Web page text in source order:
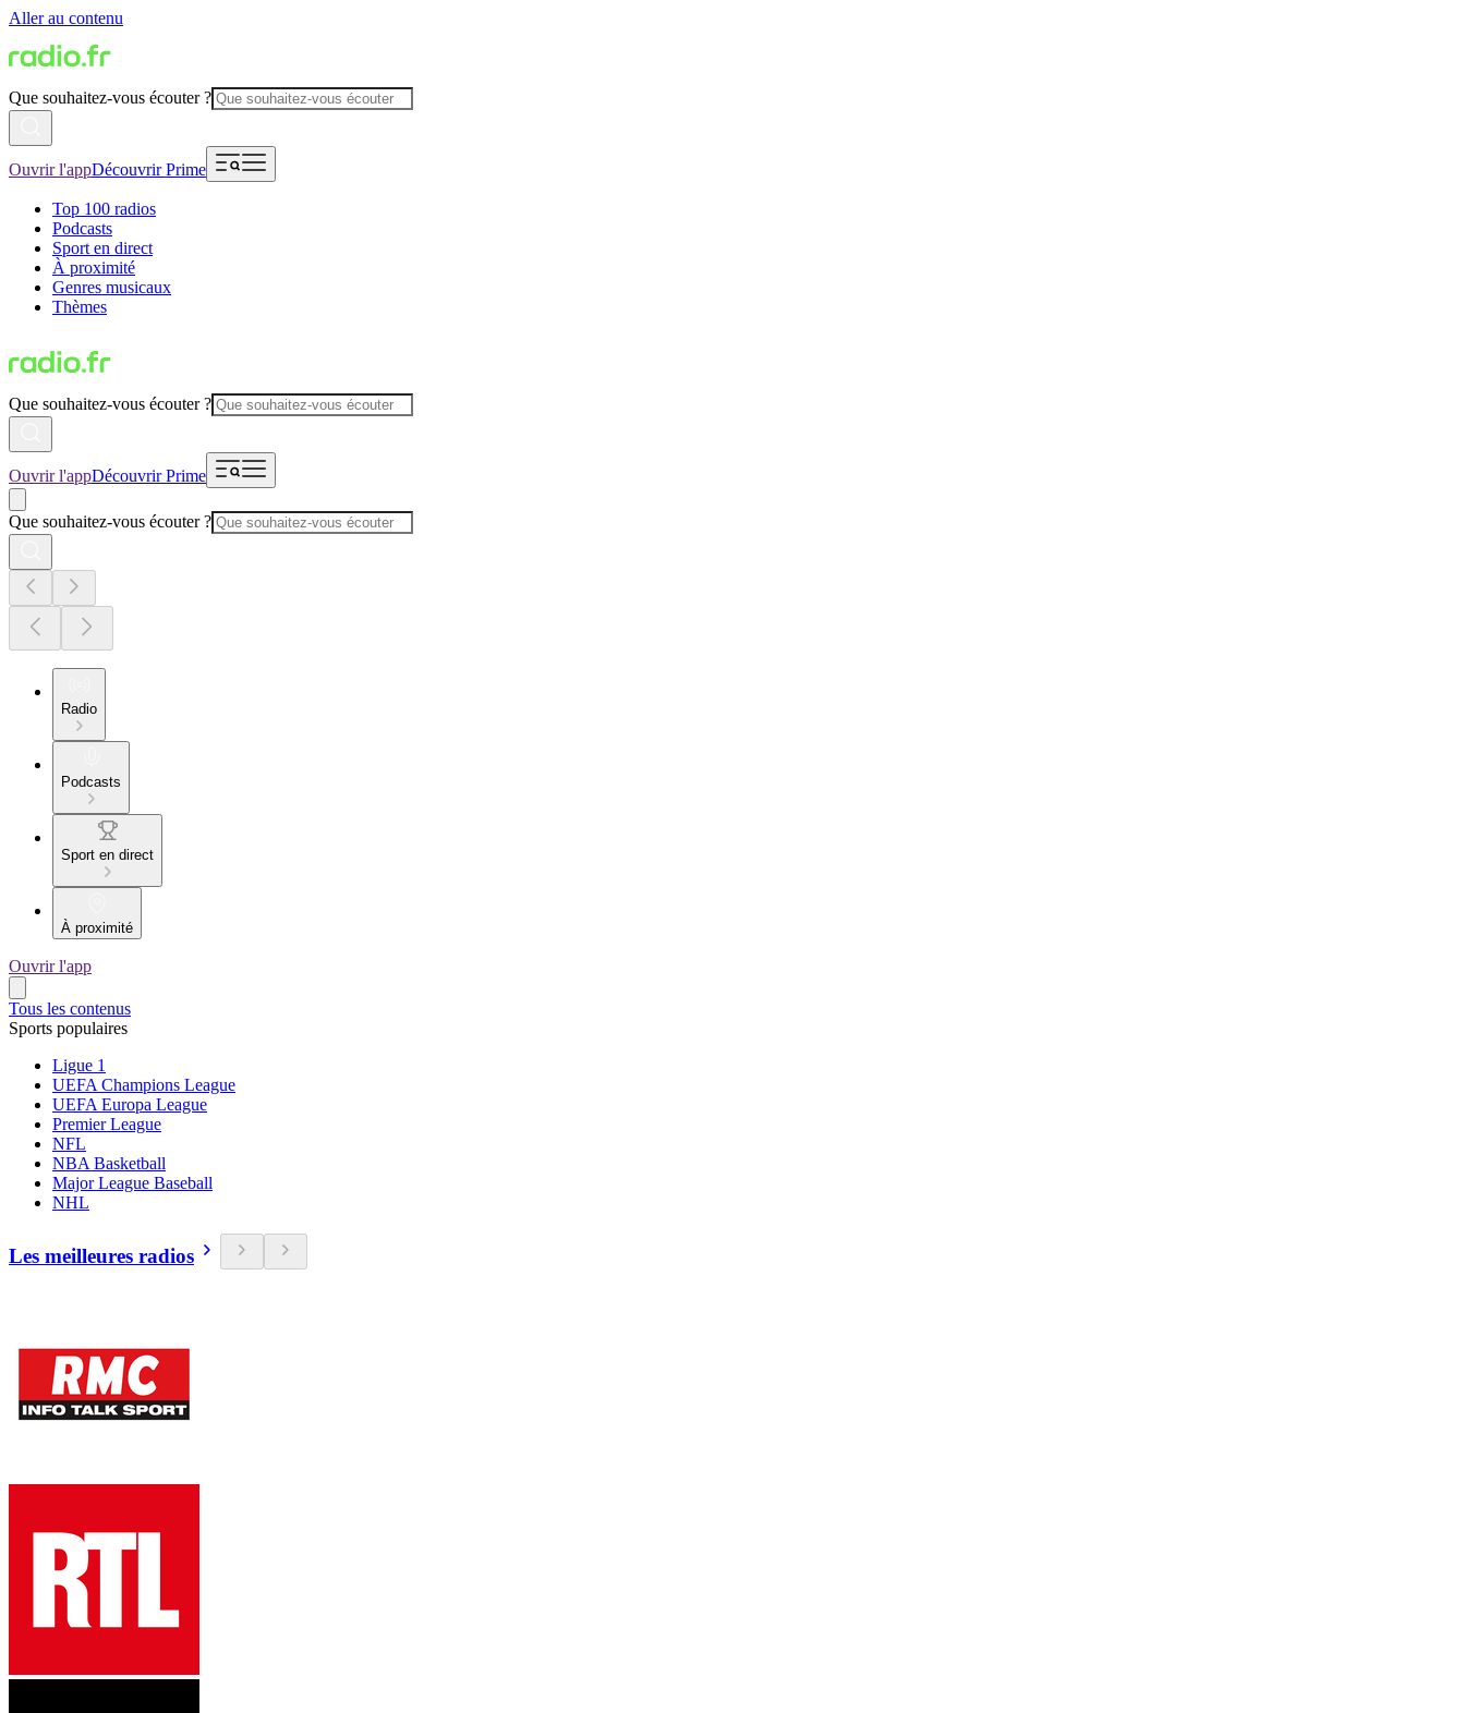
Aller au contenu
Que souhaitez-vous écouter ?
Ouvrir l'appDécouvrir Prime
Top 100 radios
Podcasts
Sport en direct
À proximité
Genres musicaux
Thèmes
Que souhaitez-vous écouter ?
Ouvrir l'appDécouvrir Prime
Que souhaitez-vous écouter ?
Radio
Podcasts
Sport en direct
À proximité
Ouvrir l'app
Tous les contenus
Sports populaires
Ligue 1
UEFA Champions League
UEFA Europa League
Premier League
NFL
NBA Basketball
Major League Baseball
NHL
Les meilleures radios